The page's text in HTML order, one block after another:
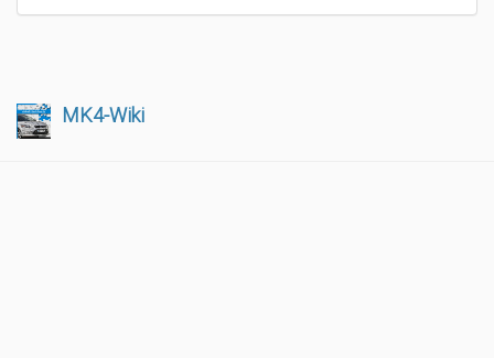
MK4-Wiki